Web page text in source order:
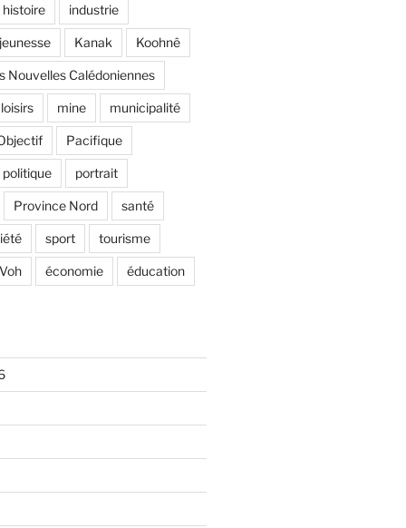
histoire industrie
jeunesse Kanak Koohnê
Nouvelles Calédoniennes
loisirs mine municipalité
Pacifique
politique portrait
Province Nord santé
sport tourisme
Voh économie éducation